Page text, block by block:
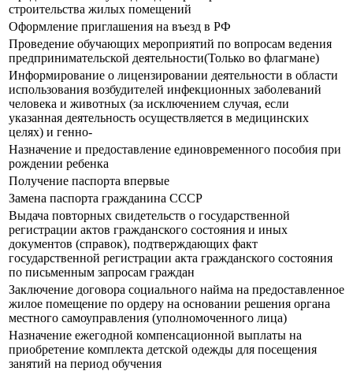
строительства жилых помещений
Оформление приглашения на въезд в РФ
Проведение обучающих мероприятий по вопросам ведения
предпринимательской деятельности(Только во флагмане)
Информирование о лицензировании деятельности в области
использования возбудителей инфекционных заболеваний
человека и животных (за исключением случая, если
указанная деятельность осуществляется в медицинских
целях) и генно-
Назначение и предоставление единовременного пособия при
рождении ребенка
Получение паспорта впервые
Замена паспорта гражданина СССР
Выдача повторных свидетельств о государственной
регистрации актов гражданского состояния и иных
документов (справок), подтверждающих факт
государственной регистрации акта гражданского состояния
по письменным запросам граждан
Заключение договора социального найма на предоставленное
жилое помещение по ордеру на основании решения органа
местного самоуправления (уполномоченного лица)
Назначение ежегодной компенсационной выплаты на
приобретение комплекта детской одежды для посещения
занятий на период обучения